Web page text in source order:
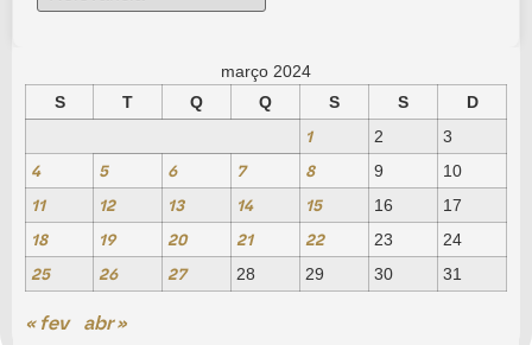
março 2024
S
T Q Q S S D
1 2 3
4 5 6 7 8 9 10
11 12 13 14 15 16 17
18 19 20 21 22 23 24
25 26 27 28 29 30 31
« fev abr »